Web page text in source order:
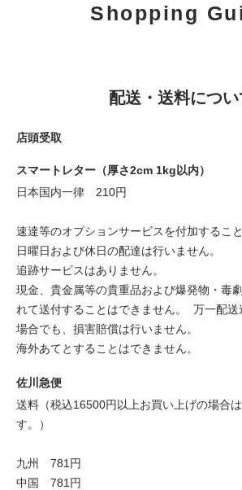
Shopping
配送・送料につい
店頭受取
スマートレター（厚さ2cm 1kg以内）
日本国内一律 210円
速達等のオプションサービスを付加するこ
日曜日および休日の配達は行いません。
追跡サービスはありません。
現金、貴金属等の貴重品および爆発物・毒
れて送付することはできません。 万一配送
場合でも、損害賠償は行いません。
海外あてとすることはできません。
佐川急便
送料（税込16500円以上お買い上げの場合
す。）
九州 781円
中国 781円